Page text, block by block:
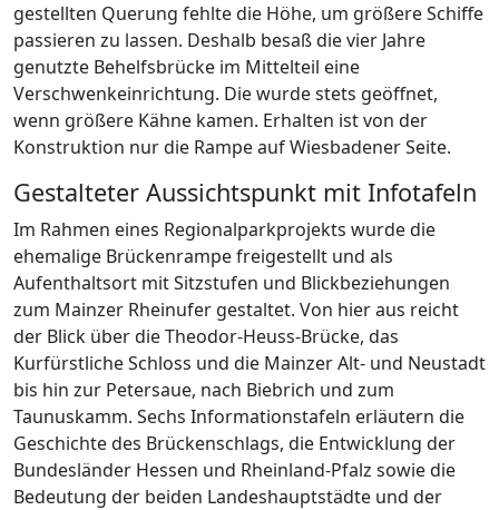
gestellten Querung fehlte die Höhe, um größere Schiffe
passieren zu lassen. Deshalb besaß die vier Jahre
genutzte Behelfsbrücke im Mittelteil eine
Verschwenkeinrichtung. Die wurde stets geöffnet,
wenn größere Kähne kamen. Erhalten ist von der
Konstruktion nur die Rampe auf Wiesbadener Seite.
Gestalteter Aussichtspunkt mit Infotafeln
Im Rahmen eines Regionalparkprojekts wurde die
ehemalige Brückenrampe freigestellt und als
Aufenthaltsort mit Sitzstufen und Blickbeziehungen
zum Mainzer Rheinufer gestaltet. Von hier aus reicht
der Blick über die Theodor-Heuss-Brücke, das
Kurfürstliche Schloss und die Mainzer Alt- und Neustadt
bis hin zur Petersaue, nach Biebrich und zum
Taunuskamm. Sechs Informationstafeln erläutern die
Geschichte des Brückenschlags, die Entwicklung der
Bundesländer Hessen und Rheinland-Pfalz sowie die
Bedeutung der beiden Landeshauptstädte und der